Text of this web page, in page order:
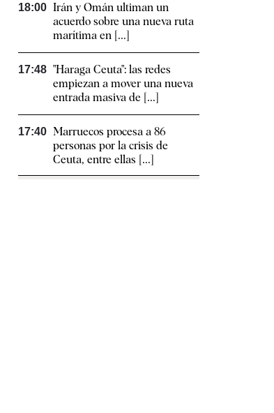
18:00 Irán y Omán ultiman un
acuerdo sobre una nueva ruta
marítima en [...]
17:48 "Haraga Ceuta": las redes
empiezan a mover una nueva
entrada masiva de [...]
17:40 Marruecos procesa a 86
personas por la crisis de
Ceuta, entre ellas [...]